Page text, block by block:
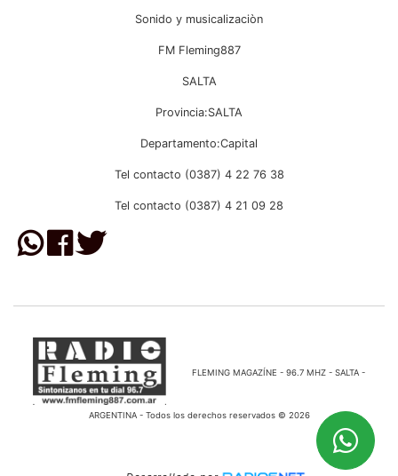
Sonido y musicalizaciòn
FM Fleming887
SALTA
Provincia:SALTA
Departamento:Capital
Tel contacto (0387) 4 22 76 38
Tel contacto (0387) 4 21 09 28
FLEMING MAGAZÍNE - 96.7 MHZ - SALTA -
ARGENTINA - Todos los derechos reservados © 2026